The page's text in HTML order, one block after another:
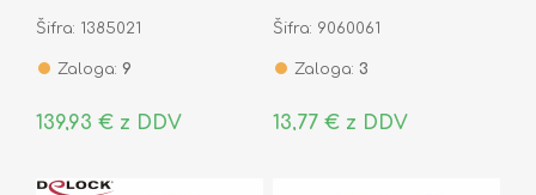
Šifra: 1385021
Zaloga: 9
139,93 € z DDV
Šifra: 9060061
Zaloga: 3
13,77 € z DDV